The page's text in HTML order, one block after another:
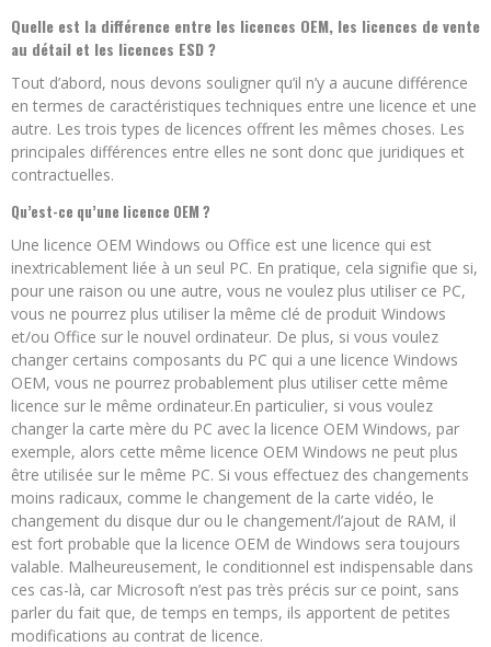
Quelle est la différence entre les licences OEM, les licences de vente
au détail et les licences ESD ?
Tout d’abord, nous devons souligner qu’il n’y a aucune différence
en termes de caractéristiques techniques entre une licence et une
autre. Les trois types de licences offrent les mêmes choses. Les
principales différences entre elles ne sont donc que juridiques et
contractuelles.
Qu’est-ce qu’une licence OEM ?
Une licence OEM Windows ou Office est une licence qui est
inextricablement liée à un seul PC. En pratique, cela signifie que si,
pour une raison ou une autre, vous ne voulez plus utiliser ce PC,
vous ne pourrez plus utiliser la même clé de produit Windows
et/ou Office sur le nouvel ordinateur. De plus, si vous voulez
changer certains composants du PC qui a une licence Windows
OEM, vous ne pourrez probablement plus utiliser cette même
licence sur le même ordinateur.En particulier, si vous voulez
changer la carte mère du PC avec la licence OEM Windows, par
exemple, alors cette même licence OEM Windows ne peut plus
être utilisée sur le même PC. Si vous effectuez des changements
moins radicaux, comme le changement de la carte vidéo, le
changement du disque dur ou le changement/l’ajout de RAM, il
est fort probable que la licence OEM de Windows sera toujours
valable. Malheureusement, le conditionnel est indispensable dans
ces cas-là, car Microsoft n’est pas très précis sur ce point, sans
parler du fait que, de temps en temps, ils apportent de petites
modifications au contrat de licence.